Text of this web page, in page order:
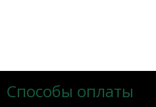
Способы оплаты